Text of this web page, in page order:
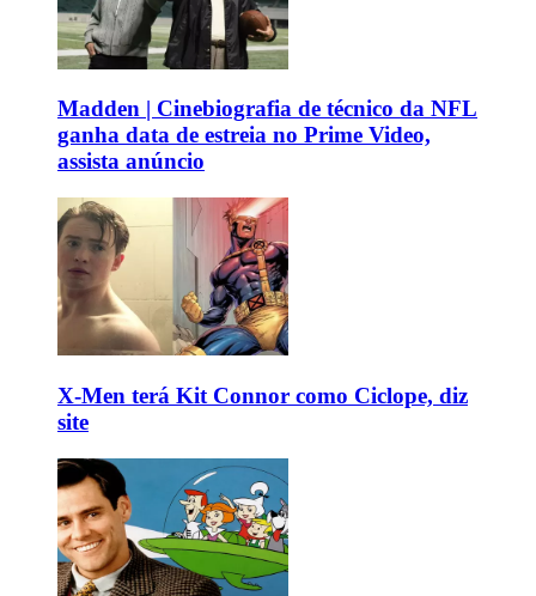
Madden | Cinebiografia de técnico da NFL
ganha data de estreia no Prime Video,
assista anúncio
X-Men terá Kit Connor como Ciclope, diz
site